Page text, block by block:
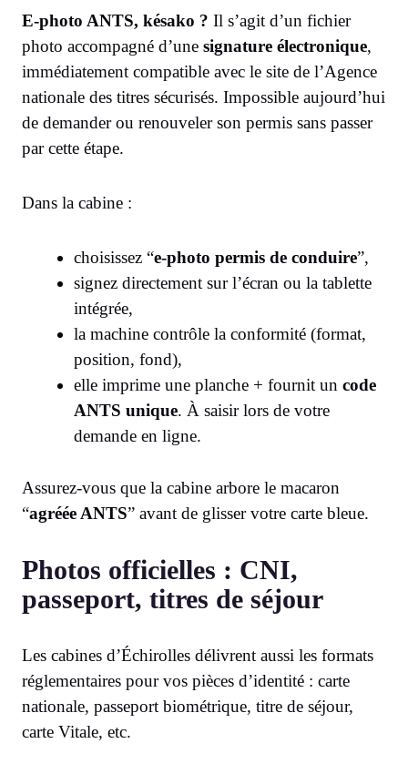
E-photo ANTS, késako ? Il s’agit d’un fichier
photo accompagné d’une signature électronique,
immédiatement compatible avec le site de l’Agence
nationale des titres sécurisés. Impossible aujourd’hui
de demander ou renouveler son permis sans passer
par cette étape.
Dans la cabine :
choisissez “e-photo permis de conduire”,
signez directement sur l’écran ou la tablette
intégrée,
la machine contrôle la conformité (format,
position, fond),
elle imprime une planche + fournit un code
ANTS unique. À saisir lors de votre
demande en ligne.
Assurez-vous que la cabine arbore le macaron
“agréée ANTS” avant de glisser votre carte bleue.
Photos officielles : CNI,
passeport, titres de séjour
Les cabines d’Échirolles délivrent aussi les formats
réglementaires pour vos pièces d’identité : carte
nationale, passeport biométrique, titre de séjour,
carte Vitale, etc.